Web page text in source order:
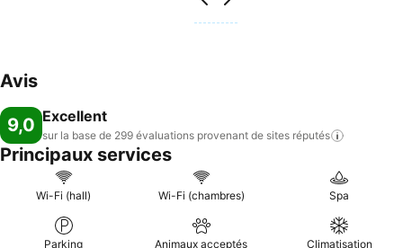
Avis
9,0 Excellent
sur la base de 299 évaluations provenant de sites réputés
Principaux services
Wi-Fi (hall) Wi-Fi (chambres) Spa
Parking Animaux acceptés Climatisation